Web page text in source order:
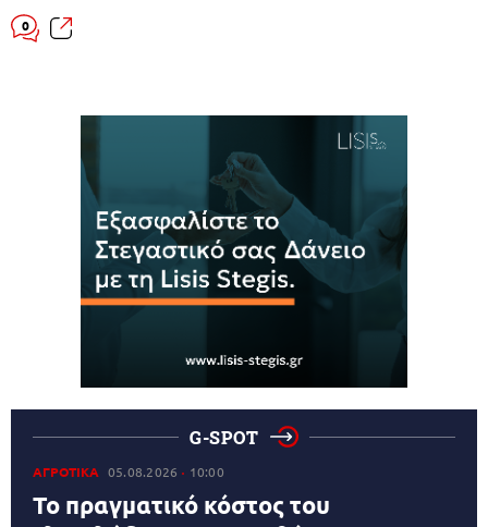
0
G-SPOT
ΑΓΡΟΤΙΚΑ 05.08.2026 10:00
Το πραγματικό κόστος του